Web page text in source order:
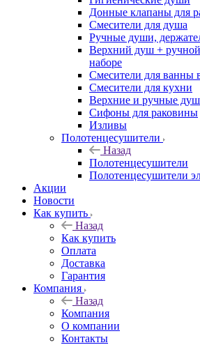
Донные клапаны для
Смесители для душа
Ручные души,
Верхний душ +
наборе
Смесители для ванны
Смесители для кухни
Верхние и ручные
Сифоны для раковины
Изливы
Полотенцесушители
Назад
Полотенцесушители
Полотенцесушители
Акции
Новости
Как купить
Назад
Как купить
Оплата
Доставка
Гарантия
Компания
Назад
Компания
О компании
Контакты